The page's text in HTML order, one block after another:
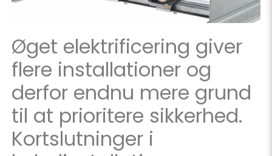
Øget elektrificering giver
flere installationer og
derfor endnu mere grund
til at prioritere sikkerhed.
Kortslutninger i